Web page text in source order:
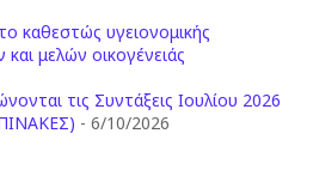
καθεστώς υγειονομικής
μελών οικογένειάς
τις Συντάξεις Ιουλίου 2026
- 6/10/2026